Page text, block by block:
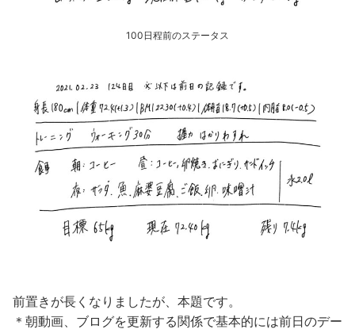
100日程前のステータス
前置きが長くなりましたが、本題です。
＊朝動画、ブログを更新する関係で基本的には前日のデー